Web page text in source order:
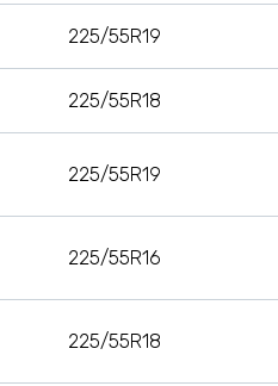
225/55R19
225/55R18
225/55R19
225/55R16
225/55R18